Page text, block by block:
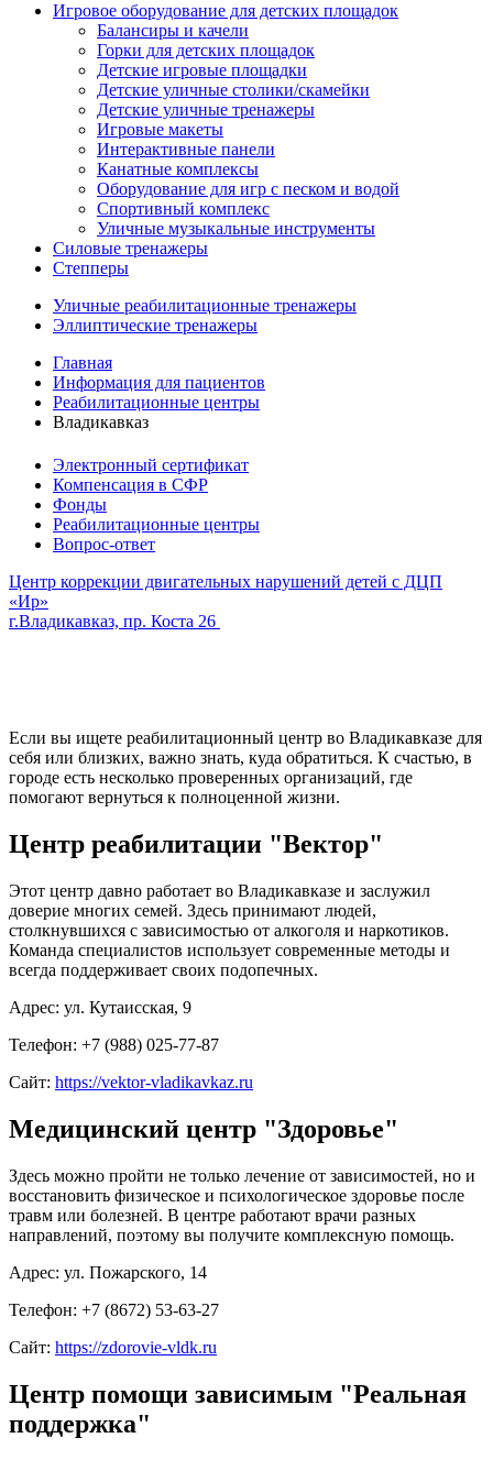
Игровое оборудование для детских площадок
Балансиры и качели
Горки для детских площадок
Детские игровые площадки
Детские уличные столики/скамейки
Детские уличные тренажеры
Игровые макеты
Интерактивные панели
Канатные комплексы
Оборудование для игр с песком и водой
Спортивный комплекс
Уличные музыкальные инструменты
Силовые тренажеры
Степперы
Уличные реабилитационные тренажеры
Эллиптические тренажеры
Главная
Информация для пациентов
Реабилитационные центры
Владикавказ
Электронный сертификат
Компенсация в СФР
Фонды
Реабилитационные центры
Вопрос-ответ
Центр коррекции двигательных нарушений детей с ДЦП
«Ир»
г.Владикавказ, пр. Коста 26
Если вы ищете реабилитационный центр во Владикавказе для
себя или близких, важно знать, куда обратиться. К счастью, в
городе есть несколько проверенных организаций, где
помогают вернуться к полноценной жизни.
Центр реабилитации "Вектор"
Этот центр давно работает во Владикавказе и заслужил
доверие многих семей. Здесь принимают людей,
столкнувшихся с зависимостью от алкоголя и наркотиков.
Команда специалистов использует современные методы и
всегда поддерживает своих подопечных.
Адрес: ул. Кутаисская, 9
Телефон: +7 (988) 025-77-87
Сайт: https://vektor-vladikavkaz.ru
Медицинский центр "Здоровье"
Здесь можно пройти не только лечение от зависимостей, но и
восстановить физическое и психологическое здоровье после
травм или болезней. В центре работают врачи разных
направлений, поэтому вы получите комплексную помощь.
Адрес: ул. Пожарского, 14
Телефон: +7 (8672) 53-63-27
Сайт: https://zdorovie-vldk.ru
Центр помощи зависимым "Реальная
поддержка"